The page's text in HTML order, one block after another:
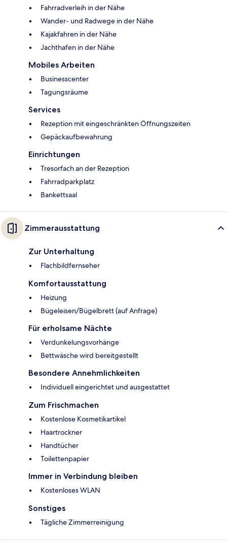
Fahrradverleih in der Nähe
Wander- und Radwege in der Nähe
Kajakfahren in der Nähe
Jachthafen in der Nähe
Mobiles Arbeiten
Businesscenter
Tagungsräume
Services
Rezeption mit eingeschränkten Öffnungszeiten
Gepäckaufbewahrung
Einrichtungen
Tresorfach an der Rezeption
Fahrradparkplatz
Bankettsaal
Zimmerausstattung
Zur Unterhaltung
Flachbildfernseher
Komfortausstattung
Heizung
Bügeleisen/Bügelbrett (auf Anfrage)
Für erholsame Nächte
Verdunkelungsvorhänge
Bettwäsche wird bereitgestellt
Besondere Annehmlichkeiten
Individuell eingerichtet und ausgestattet
Zum Frischmachen
Kostenlose Kosmetikartikel
Haartrockner
Handtücher
Toilettenpapier
Immer in Verbindung bleiben
Kostenloses WLAN
Sonstiges
Tägliche Zimmerreinigung